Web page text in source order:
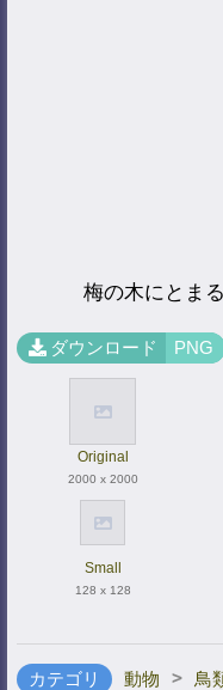
梅の木にとま
ダウンロード PNG
Original
2000 x 2000
Small
128 x 128
カテゴリ 動物 > 鳥